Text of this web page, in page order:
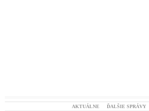
AKTUÁLNE ĎALŠIE SPRÁVY